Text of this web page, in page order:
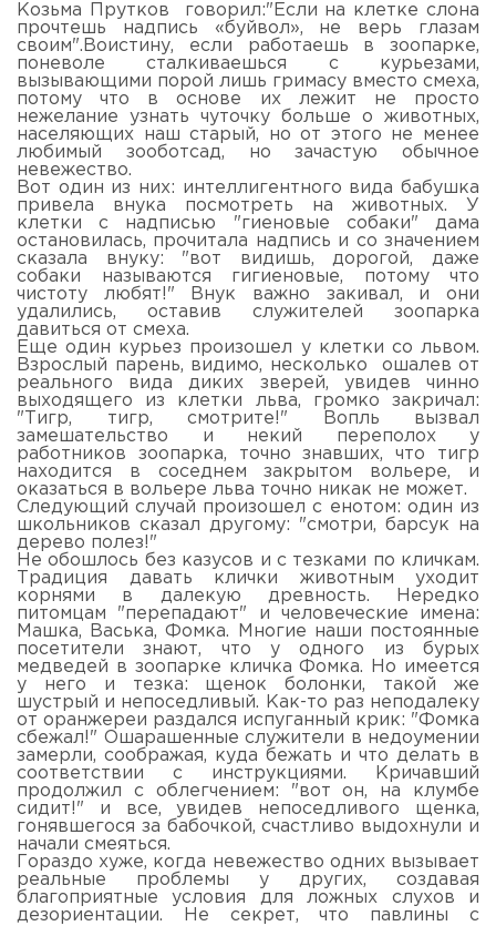
Козьма Прутков говорил:"Если на клетке слона
прочтешь надпись «буйвол», не верь глазам
своим".Воистину, если работаешь в зоопарке,
поневоле сталкиваешься с курьезами,
вызывающими порой лишь гримасу вместо смеха,
потому что в основе их лежит не просто
нежелание узнать чуточку больше о животных,
населяющих наш старый, но от этого не менее
любимый зооботсад, но зачастую обычное
невежество.
Вот один из них: интеллигентного вида бабушка
привела внука посмотреть на животных. У
клетки с надписью "гиеновые собаки" дама
остановилась, прочитала надпись и со значением
сказала внуку: "вот видишь, дорогой, даже
собаки называются гигиеновые, потому что
чистоту любят!" Внук важно закивал, и они
удалились, оставив служителей зоопарка
давиться от смеха.
Еще один курьез произошел у клетки со львом.
Взрослый парень, видимо, несколько ошалев от
реального вида диких зверей, увидев чинно
выходящего из клетки льва, громко закричал:
"Тигр, тигр, смотрите!" Вопль вызвал
замешательство и некий переполох у
работников зоопарка, точно знавших, что тигр
находится в соседнем закрытом вольере, и
оказаться в вольере льва точно никак не может.
Следующий случай произошел с енотом: один из
школьников сказал другому: "смотри, барсук на
дерево полез!"
Не обошлось без казусов и с тезками по кличкам.
Традиция давать клички животным уходит
корнями в далекую древность. Нередко
питомцам "перепадают" и человеческие имена:
Машка, Васька, Фомка. Многие наши постоянные
посетители знают, что у одного из бурых
медведей в зоопарке кличка Фомка. Но имеется
у него и тезка: щенок болонки, такой же
шустрый и непоседливый. Как-то раз неподалеку
от оранжереи раздался испуганный крик: "Фомка
сбежал!" Ошарашенные служители в недоумении
замерли, соображая, куда бежать и что делать в
соответствии с инструкциями. Кричавший
продолжил с облегчением: "вот он, на клумбе
сидит!" и все, увидев непоседливого щенка,
гонявшегося за бабочкой, счастливо выдохнули и
начали смеяться.
Гораздо хуже, когда невежество одних вызывает
реальные проблемы у других, создавая
благоприятные условия для ложных слухов и
дезориентации. Не секрет, что павлины с